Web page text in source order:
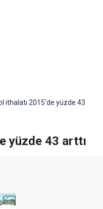
ithalatı 2015'de yüzde 43
yüzde 43 arttı